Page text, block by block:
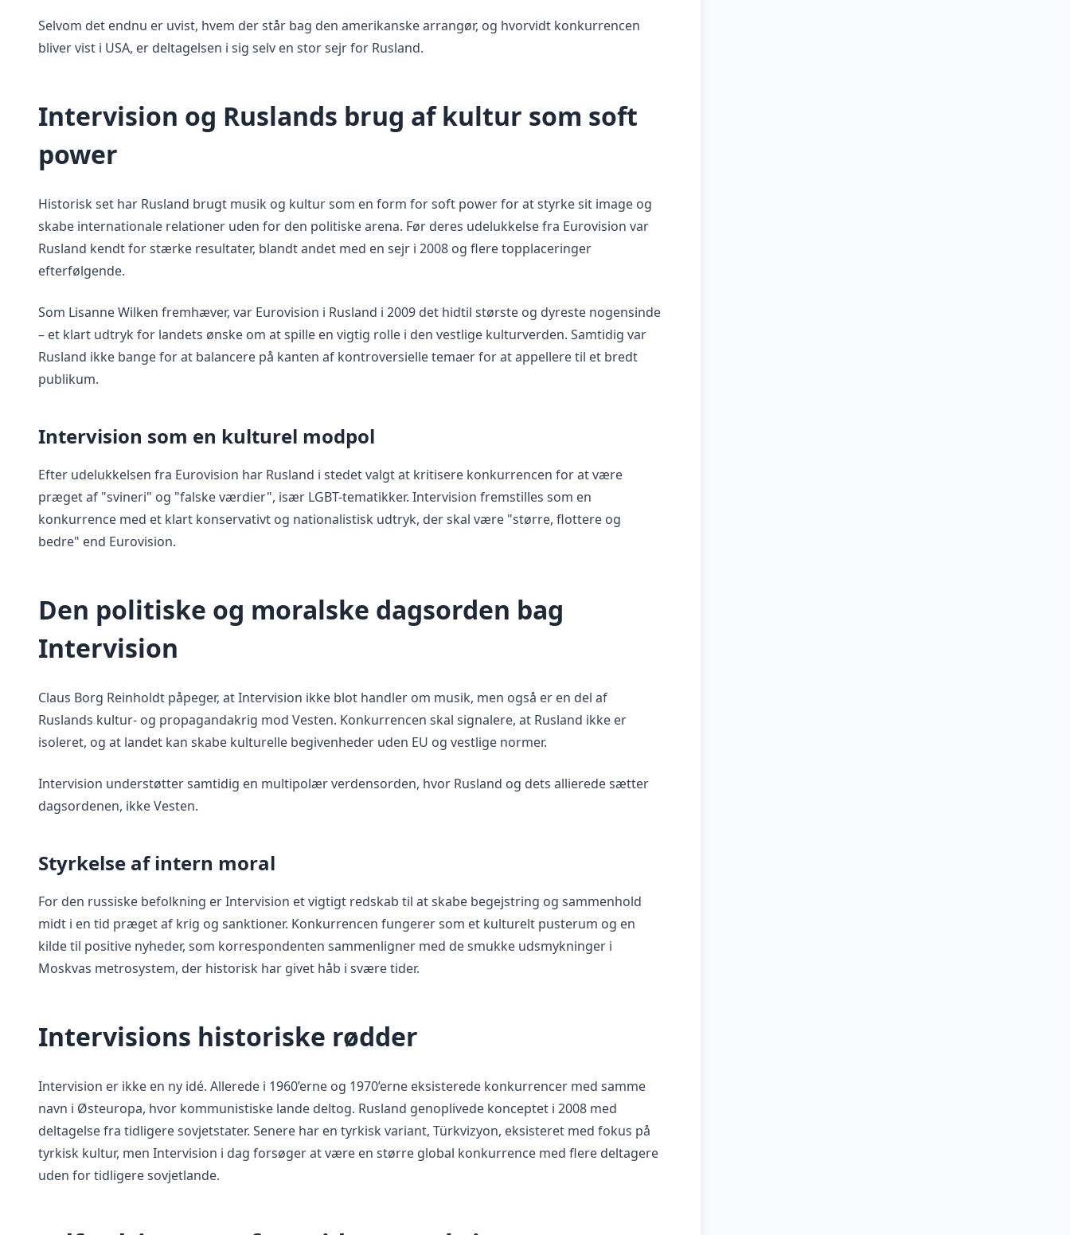
Selvom det endnu er uvist, hvem der står bag den amerikanske arrangør, og hvorvidt konkurrencen
bliver vist i USA, er deltagelsen i sig selv en stor sejr for Rusland.
Intervision og Ruslands brug af kultur som soft
power
Historisk set har Rusland brugt musik og kultur som en form for soft power for at styrke sit image og
skabe internationale relationer uden for den politiske arena. Før deres udelukkelse fra Eurovision var
Rusland kendt for stærke resultater, blandt andet med en sejr i 2008 og flere topplaceringer
efterfølgende.
Som Lisanne Wilken fremhæver, var Eurovision i Rusland i 2009 det hidtil største og dyreste nogensinde
– et klart udtryk for landets ønske om at spille en vigtig rolle i den vestlige kulturverden. Samtidig var
Rusland ikke bange for at balancere på kanten af kontroversielle temaer for at appellere til et bredt
publikum.
Intervision som en kulturel modpol
Efter udelukkelsen fra Eurovision har Rusland i stedet valgt at kritisere konkurrencen for at være
præget af "svineri" og "falske værdier", især LGBT-tematikker. Intervision fremstilles som en
konkurrence med et klart konservativt og nationalistisk udtryk, der skal være "større, flottere og
bedre" end Eurovision.
Den politiske og moralske dagsorden bag
Intervision
Claus Borg Reinholdt påpeger, at Intervision ikke blot handler om musik, men også er en del af
Ruslands kultur- og propagandakrig mod Vesten. Konkurrencen skal signalere, at Rusland ikke er
isoleret, og at landet kan skabe kulturelle begivenheder uden EU og vestlige normer.
Intervision understøtter samtidig en multipolær verdensorden, hvor Rusland og dets allierede sætter
dagsordenen, ikke Vesten.
Styrkelse af intern moral
For den russiske befolkning er Intervision et vigtigt redskab til at skabe begejstring og sammenhold
midt i en tid præget af krig og sanktioner. Konkurrencen fungerer som et kulturelt pusterum og en
kilde til positive nyheder, som korrespondenten sammenligner med de smukke udsmykninger i
Moskvas metrosystem, der historisk har givet håb i svære tider.
Intervisions historiske rødder
Intervision er ikke en ny idé. Allerede i 1960’erne og 1970’erne eksisterede konkurrencer med samme
navn i Østeuropa, hvor kommunistiske lande deltog. Rusland genoplivede konceptet i 2008 med
deltagelse fra tidligere sovjetstater. Senere har en tyrkisk variant, Türkvizyon, eksisteret med fokus på
tyrkisk kultur, men Intervision i dag forsøger at være en større global konkurrence med flere deltagere
uden for tidligere sovjetlande.